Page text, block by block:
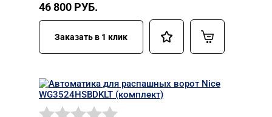
46 800 РУБ.
Заказать в 1 клик